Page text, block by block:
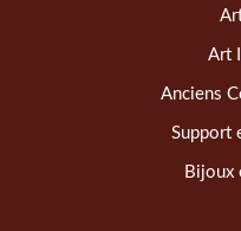
Art
Anciens
Support
Bijoux